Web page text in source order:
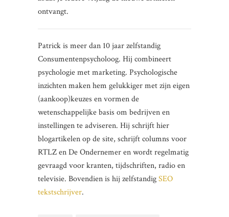
ontvangt.
Patrick is meer dan 10 jaar zelfstandig
Consumentenpsycholoog. Hij combineert
psychologie met marketing. Psychologische
inzichten maken hem gelukkiger met zijn eigen
(aankoop)keuzes en vormen de
wetenschappelijke basis om bedrijven en
instellingen te adviseren. Hij schrijft hier
blogartikelen op de site, schrijft columns voor
RTLZ en De Ondernemer en wordt regelmatig
gevraagd voor kranten, tijdschriften, radio en
televisie. Bovendien is hij zelfstandigSEO
tekstschrijver.